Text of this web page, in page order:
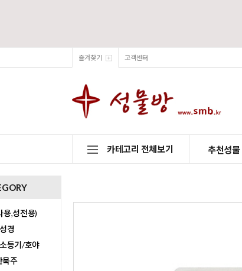
즐겨찾기 고객센터
카테고리 전체보기 추천성물
용,성전용)
경
등기/호야
주